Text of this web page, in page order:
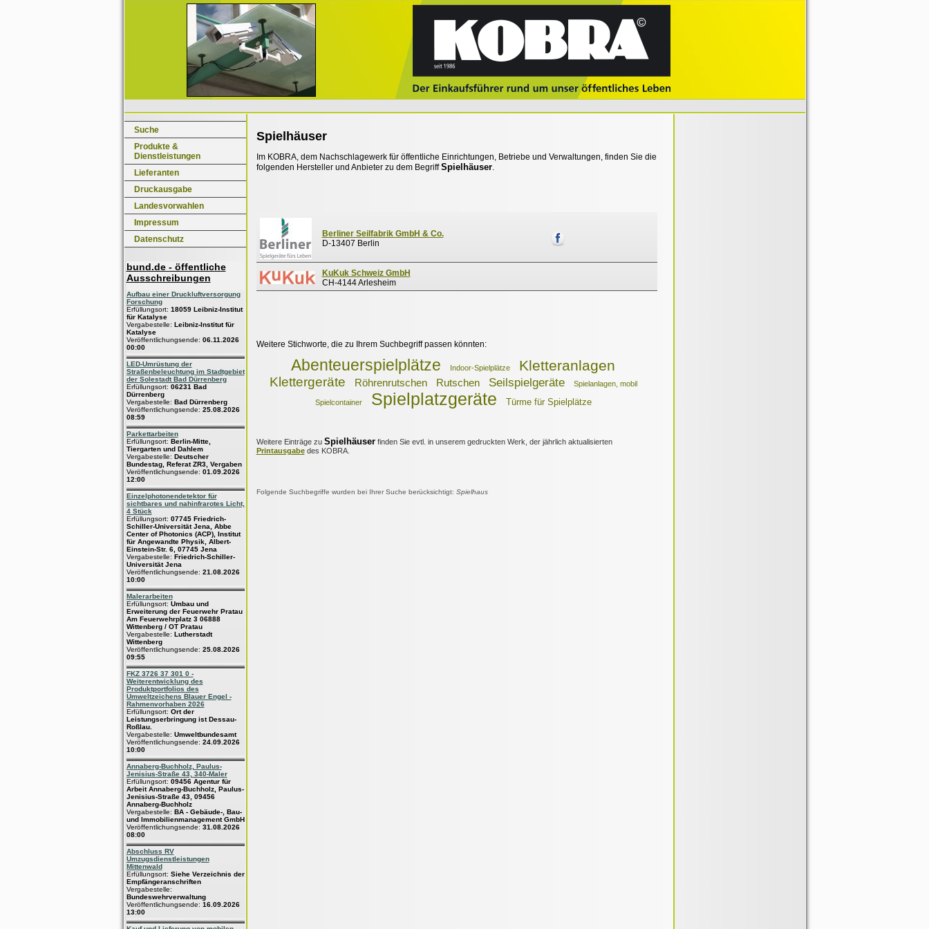
Suche
Produkte &
Dienstleistungen
Lieferanten
Druckausgabe
Landesvorwahlen
Impressum
Datenschutz
bund.de - öffentliche
Ausschreibungen
Aufbau einer Druckluftversorgung
Forschung
Erfüllungsort: 18059 Leibniz-Institut
für Katalyse
Vergabestelle: Leibniz-Institut für
Katalyse
Veröffentlichungsende: 06.11.2026
00:00
LED-Umrüstung der
Straßenbeleuchtung im Stadtgebiet
der Solestadt Bad Dürrenberg
Erfüllungsort: 06231 Bad
Dürrenberg
Vergabestelle: Bad Dürrenberg
Veröffentlichungsende: 25.08.2026
08:59
Parkettarbeiten
Erfüllungsort: Berlin-Mitte,
Tiergarten und Dahlem
Vergabestelle: Deutscher
Bundestag, Referat ZR3, Vergaben
Veröffentlichungsende: 01.09.2026
12:00
Einzelphotonendetektor für
sichtbares und nahinfrarotes Licht,
4 Stück
Erfüllungsort: 07745 Friedrich-
Schiller-Universität Jena, Abbe
Center of Photonics (ACP), Institut
für Angewandte Physik, Albert-
Einstein-Str. 6, 07745 Jena
Vergabestelle: Friedrich-Schiller-
Universität Jena
Veröffentlichungsende: 21.08.2026
10:00
Malerarbeiten
Erfüllungsort: Umbau und
Erweiterung der Feuerwehr Pratau
Am Feuerwehrplatz 3 06888
Wittenberg / OT Pratau
Vergabestelle: Lutherstadt
Wittenberg
Veröffentlichungsende: 25.08.2026
09:55
FKZ 3726 37 301 0 -
Weiterentwicklung des
Produktportfolios des
Umweltzeichens Blauer Engel -
Rahmenvorhaben 2026
Erfüllungsort: Ort der
Leistungserbringung ist Dessau-
Roßlau.
Vergabestelle: Umweltbundesamt
Veröffentlichungsende: 24.09.2026
10:00
Annaberg-Buchholz, Paulus-
Jenisius-Straße 43, 340-Maler
Erfüllungsort: 09456 Agentur für
Arbeit Annaberg-Buchholz, Paulus-
Jenisius-Straße 43, 09456
Annaberg-Buchholz
Vergabestelle: BA - Gebäude-, Bau-
und Immobilienmanagement GmbH
Veröffentlichungsende: 31.08.2026
08:00
Abschluss RV
Umzugsdienstleistungen
Mittenwald
Erfüllungsort: Siehe Verzeichnis der
Empfängeranschriften
Vergabestelle:
Bundeswehrverwaltung
Veröffentlichungsende: 16.09.2026
13:00
Spielhäuser
Im KOBRA, dem Nachschlagewerk für öffentliche Einrichtungen, Betriebe und Verwaltungen, finden Sie die
folgenden Hersteller und Anbieter zu dem BegriffSpielhäuser.
Berliner Seilfabrik GmbH & Co.
D-13407 Berlin
KuKuk Schweiz GmbH
CH-4144 Arlesheim
Weitere Stichworte, die zu Ihrem Suchbegriff passen könnten:
Abenteuerspielplätze Indoor-Spielplätze Kletteranlagen
Klettergeräte Röhrenrutschen Rutschen Seilspielgeräte Spielanlagen, mobil
Spielcontainer Spielplatzgeräte Türme für Spielplätze
Weitere Einträge zu Spielhäuserfinden Sie evtl. in unserem gedruckten Werk, der jährlich aktualisierten
Printausgabedes KOBRA.
Folgende Suchbegriffe wurden bei Ihrer Suche berücksichtigt: Spielhaus